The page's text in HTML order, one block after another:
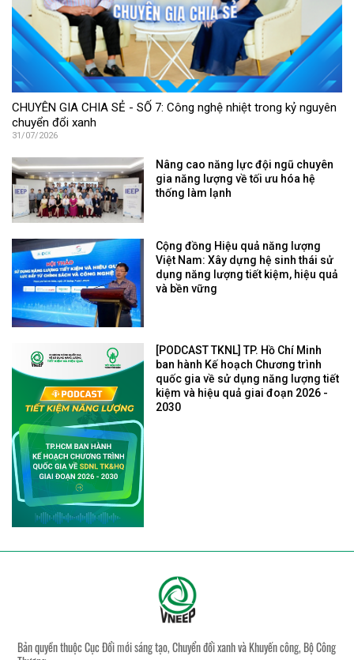
CHUYÊN GIA CHIA SẺ - SỐ 7: Công nghệ nhiệt trong kỷ nguyên
chuyển đổi xanh
31/07/2026
Nâng cao năng lực đội ngũ chuyên
gia năng lượng về tối ưu hóa hệ
thống làm lạnh
Cộng đồng Hiệu quả năng lượng
Việt Nam: Xây dựng hệ sinh thái sử
dụng năng lượng tiết kiệm, hiệu quả
và bền vững
[PODCAST TKNL] TP. Hồ Chí Minh
ban hành Kế hoạch Chương trình
quốc gia về sử dụng năng lượng tiết
kiệm và hiệu quả giai đoạn 2026 -
2030
Bản quyền thuộc Cục Đổi mới sáng tạo, Chuyển đổi xanh và Khuyến công, Bộ Công